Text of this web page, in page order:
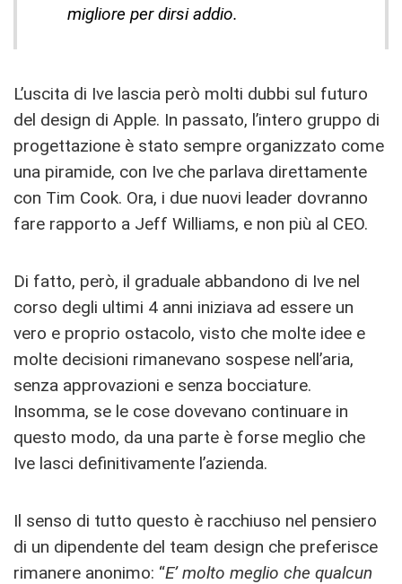
migliore per dirsi addio.
L’uscita di Ive lascia però molti dubbi sul futuro
del design di Apple. In passato, l’intero gruppo di
progettazione è stato sempre organizzato come
una piramide, con Ive che parlava direttamente
con Tim Cook. Ora, i due nuovi leader dovranno
fare rapporto a Jeff Williams, e non più al CEO.
Di fatto, però, il graduale abbandono di Ive nel
corso degli ultimi 4 anni iniziava ad essere un
vero e proprio ostacolo, visto che molte idee e
molte decisioni rimanevano sospese nell’aria,
senza approvazioni e senza bocciature.
Insomma, se le cose dovevano continuare in
questo modo, da una parte è forse meglio che
Ive lasci definitivamente l’azienda.
Il senso di tutto questo è racchiuso nel pensiero
di un dipendente del team design che preferisce
rimanere anonimo: “E’ molto meglio che qualcun